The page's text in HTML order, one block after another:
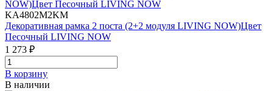
KA4802M2KM
Декоративная рамка 2 поста (2+2 модуля LIVING NOW)Цвет
Песочный LIVING NOW
1 273 ₽
В корзинy
В наличии